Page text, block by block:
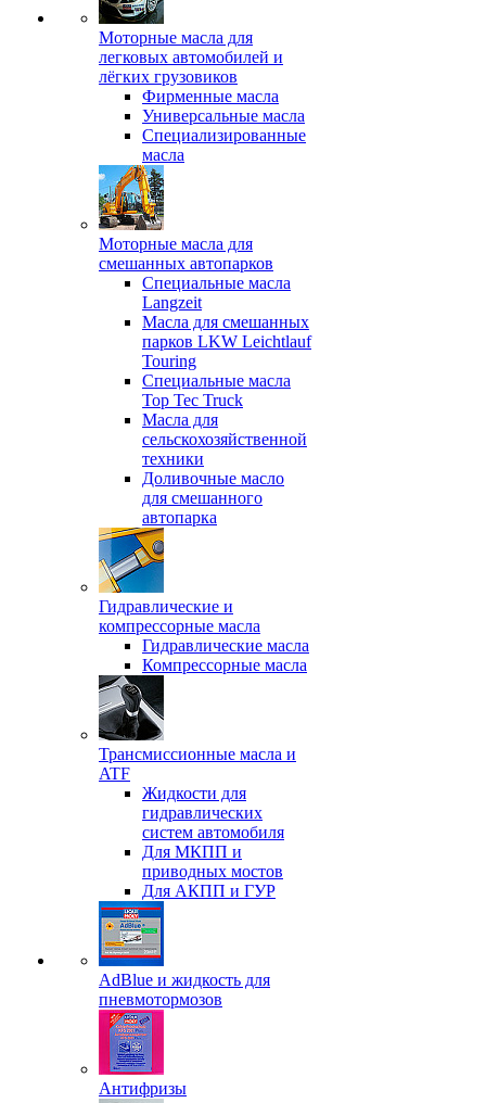
Моторные масла для
легковых автомобилей и
лёгких грузовиков
Фирменные масла
Универсальные масла
Специализированные
масла
Моторные масла для
смешанных автопарков
Специальные масла
Langzeit
Масла для смешанных
парков LKW Leichtlauf
Touring
Специальные масла
Top Tec Truck
Масла для
сельскохозяйственной
техники
Доливочные масло
для смешанного
автопарка
Гидравлические и
компрессорные масла
Гидравлические масла
Компрессорные масла
Трансмиссионные масла и
ATF
Жидкости для
гидравлических
систем автомобиля
Для МКПП и
приводных мостов
Для АКПП и ГУР
AdBlue и жидкость для
пневмотормозов
Антифризы